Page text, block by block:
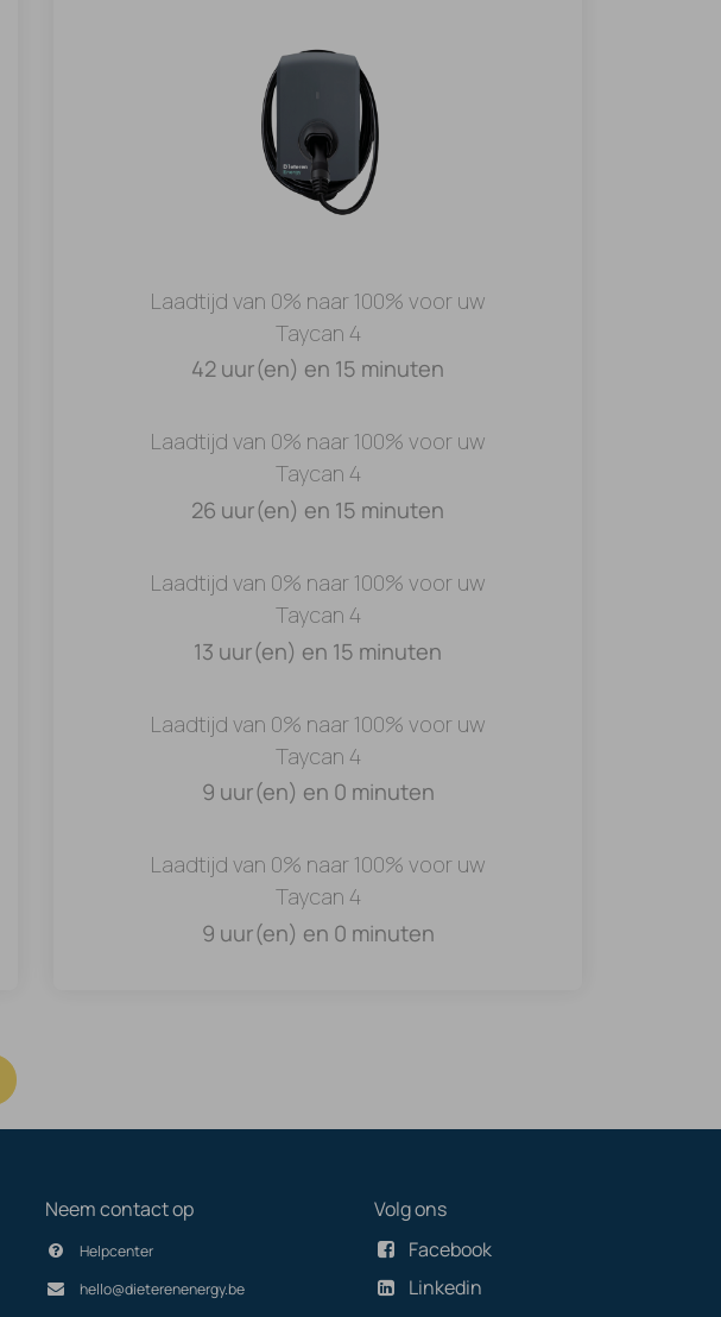
Laadtijd van 0% naar 100% voor uw
Taycan 4
42 uur(en) en 15 minuten
Laadtijd van 0% naar 100% voor uw
Taycan 4
26 uur(en) en 15 minuten
Laadtijd van 0% naar 100% voor uw
Taycan 4
13 uur(en) en 15 minuten
Laadtijd van 0% naar 100% voor uw
Taycan 4
9 uur(en) en 0 minuten
Laadtijd van 0% naar 100% voor uw
Taycan 4
9 uur(en) en 0 minuten
Volg ons
Facebook
Linkedin
Neem contact op
Helpcenter
hello@dieterenenergy.be